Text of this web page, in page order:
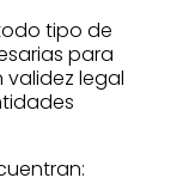
tipo de
para
legal